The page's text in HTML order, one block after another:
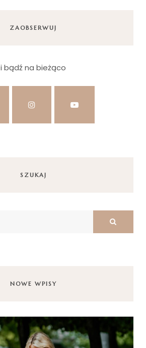
ZAOBSERWUJ
i bądź na bieżąco
SZUKAJ
NOWE WPISY